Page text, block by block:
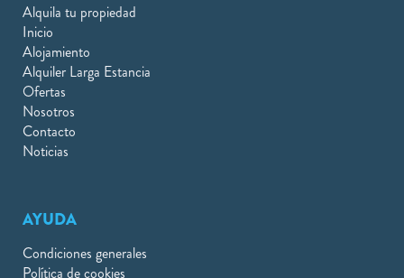
Alquila tu propiedad
Inicio
Alojamiento
Alquiler Larga Estancia
Ofertas
Nosotros
Contacto
Noticias
AYUDA
Condiciones generales
Política de cookies